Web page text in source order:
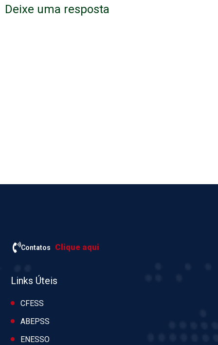
Deixe uma resposta
Contatos Clique aqui
Links Úteis
CFESS
ABEPSS
ENESSO